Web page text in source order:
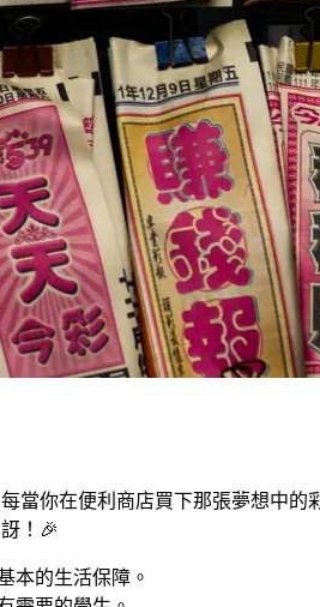
當你在便利商店買下那張夢想中
！🎉
本的生活保障。